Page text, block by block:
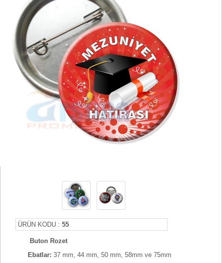
ÜRÜN KODU : 55
Buton Rozet
Ebatlar: 37 mm, 44 mm, 50 mm, 58mm ve 75mm